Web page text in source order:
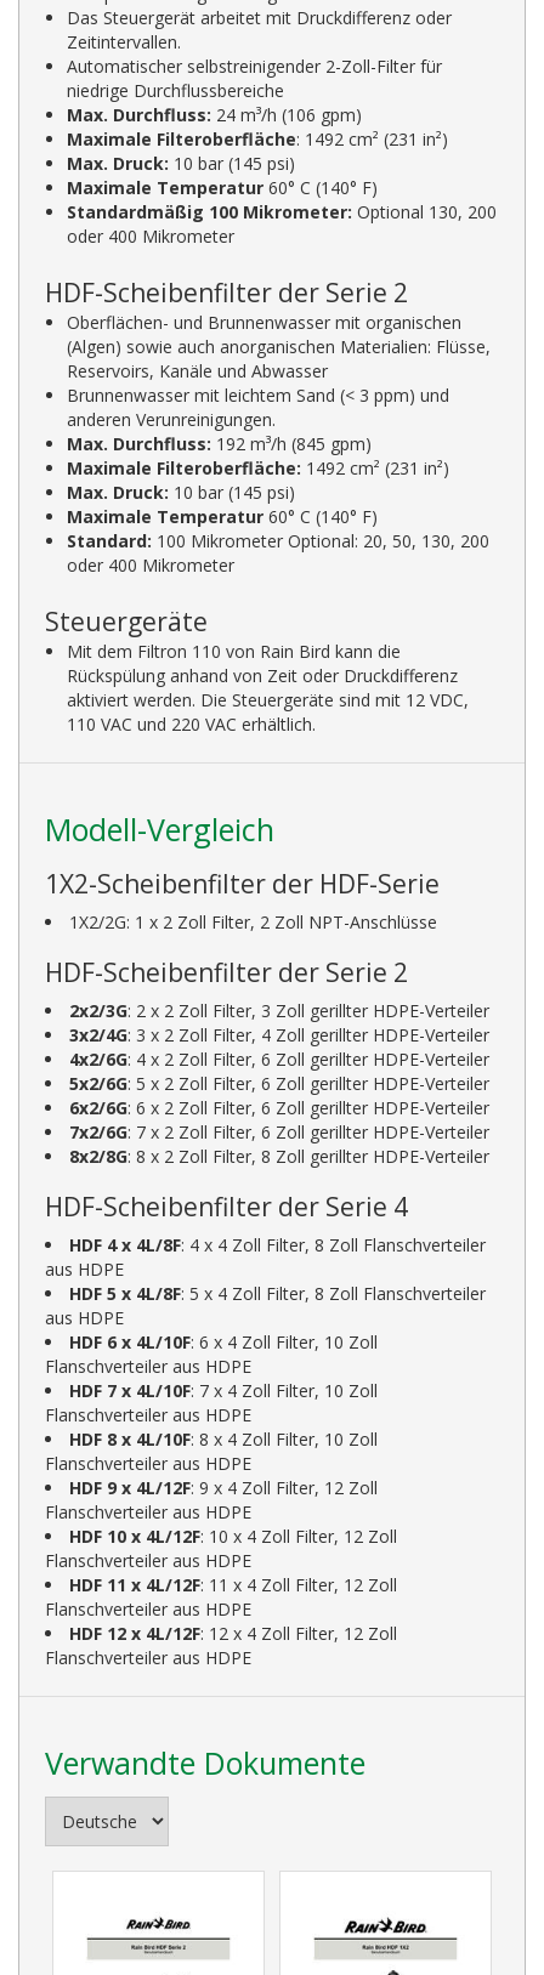
Das Steuergerät arbeitet mit Druckdifferenz oder
Zeitintervallen.
Automatischer selbstreinigender 2-Zoll-Filter für
niedrige Durchflussbereiche
Max. Durchfluss: 24 m³/h (106 gpm)
Maximale Filteroberfläche: 1492 cm² (231 in²)
Max. Druck: 10 bar (145 psi)
Maximale Temperatur 60° C (140° F)
Standardmäßig 100 Mikrometer: Optional 130, 200
oder 400 Mikrometer
HDF-Scheibenfilter der Serie 2
Oberflächen- und Brunnenwasser mit organischen
(Algen) sowie auch anorganischen Materialien: Flüsse,
Reservoirs, Kanäle und Abwasser
Brunnenwasser mit leichtem Sand (< 3 ppm) und
anderen Verunreinigungen.
Max. Durchfluss: 192 m³/h (845 gpm)
Maximale Filteroberfläche: 1492 cm² (231 in²)
Max. Druck: 10 bar (145 psi)
Maximale Temperatur 60° C (140° F)
Standard: 100 Mikrometer Optional: 20, 50, 130, 200
oder 400 Mikrometer
Steuergeräte
Mit dem Filtron 110 von Rain Bird kann die
Rückspülung anhand von Zeit oder Druckdifferenz
aktiviert werden. Die Steuergeräte sind mit 12 VDC,
110 VAC und 220 VAC erhältlich.
Modell-Vergleich
1X2-Scheibenfilter der HDF-Serie
1X2/2G: 1 x 2 Zoll Filter, 2 Zoll NPT-Anschlüsse
HDF-Scheibenfilter der Serie 2
2x2/3G: 2 x 2 Zoll Filter, 3 Zoll gerillter HDPE-Verteiler
3x2/4G: 3 x 2 Zoll Filter, 4 Zoll gerillter HDPE-Verteiler
4x2/6G: 4 x 2 Zoll Filter, 6 Zoll gerillter HDPE-Verteiler
5x2/6G: 5 x 2 Zoll Filter, 6 Zoll gerillter HDPE-Verteiler
6x2/6G: 6 x 2 Zoll Filter, 6 Zoll gerillter HDPE-Verteiler
7x2/6G: 7 x 2 Zoll Filter, 6 Zoll gerillter HDPE-Verteiler
8x2/8G: 8 x 2 Zoll Filter, 8 Zoll gerillter HDPE-Verteiler
HDF-Scheibenfilter der Serie 4
HDF 4 x 4L/8F: 4 x 4 Zoll Filter, 8 Zoll Flanschverteiler
aus HDPE
HDF 5 x 4L/8F: 5 x 4 Zoll Filter, 8 Zoll Flanschverteiler
aus HDPE
HDF 6 x 4L/10F: 6 x 4 Zoll Filter, 10 Zoll
Flanschverteiler aus HDPE
HDF 7 x 4L/10F: 7 x 4 Zoll Filter, 10 Zoll
Flanschverteiler aus HDPE
HDF 8 x 4L/10F: 8 x 4 Zoll Filter, 10 Zoll
Flanschverteiler aus HDPE
HDF 9 x 4L/12F: 9 x 4 Zoll Filter, 12 Zoll
Flanschverteiler aus HDPE
HDF 10 x 4L/12F: 10 x 4 Zoll Filter, 12 Zoll
Flanschverteiler aus HDPE
HDF 11 x 4L/12F: 11 x 4 Zoll Filter, 12 Zoll
Flanschverteiler aus HDPE
HDF 12 x 4L/12F: 12 x 4 Zoll Filter, 12 Zoll
Flanschverteiler aus HDPE
Verwandte Dokumente